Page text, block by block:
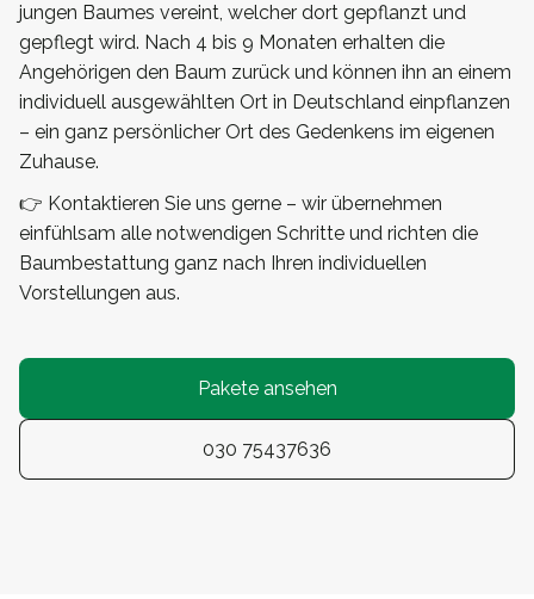
jungen Baumes vereint, welcher dort gepflanzt und
gepflegt wird. Nach 4 bis 9 Monaten erhalten die
Angehörigen den Baum zurück und können ihn an einem
individuell ausgewählten Ort in Deutschland einpflanzen
– ein ganz persönlicher Ort des Gedenkens im eigenen
Zuhause.
👉 Kontaktieren Sie uns gerne – wir übernehmen
einfühlsam alle notwendigen Schritte und richten die
Baumbestattung ganz nach Ihren individuellen
Vorstellungen aus.
Pakete ansehen
030 75437636